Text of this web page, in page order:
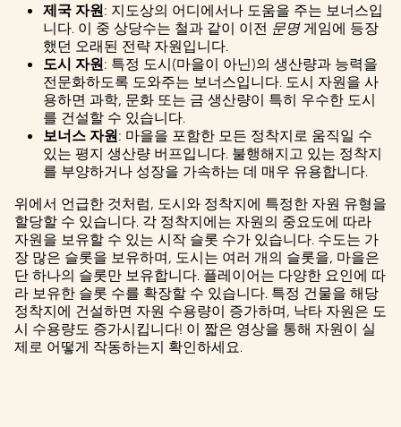
제국 자원: 지도상의 어디에서나 도움을 주는 보너스입
니다. 이 중 상당수는 철과 같이 이전 문명게임에 등장
했던 오래된 전략 자원입니다.
도시 자원: 특정 도시(마을이 아닌)의 생산량과 능력을
전문화하도록 도와주는 보너스입니다. 도시 자원을 사
용하면 과학, 문화 또는 금 생산량이 특히 우수한 도시
를 건설할 수 있습니다.
보너스 자원: 마을을 포함한 모든 정착지로 움직일 수
있는 평지 생산량 버프입니다. 불행해지고 있는 정착지
를 부양하거나 성장을 가속하는 데 매우 유용합니다.
위에서 언급한 것처럼, 도시와 정착지에 특정한 자원 유형을
할당할 수 있습니다. 각 정착지에는 자원의 중요도에 따라
자원을 보유할 수 있는 시작 슬롯 수가 있습니다. 수도는 가
장 많은 슬롯을 보유하며, 도시는 여러 개의 슬롯을, 마을은
단 하나의 슬롯만 보유합니다. 플레이어는 다양한 요인에 따
라 보유한 슬롯 수를 확장할 수 있습니다. 특정 건물을 해당
정착지에 건설하면 자원 수용량이 증가하며, 낙타 자원은 도
시 수용량도 증가시킵니다! 이 짧은 영상을 통해 자원이 실
제로 어떻게 작동하는지 확인하세요.